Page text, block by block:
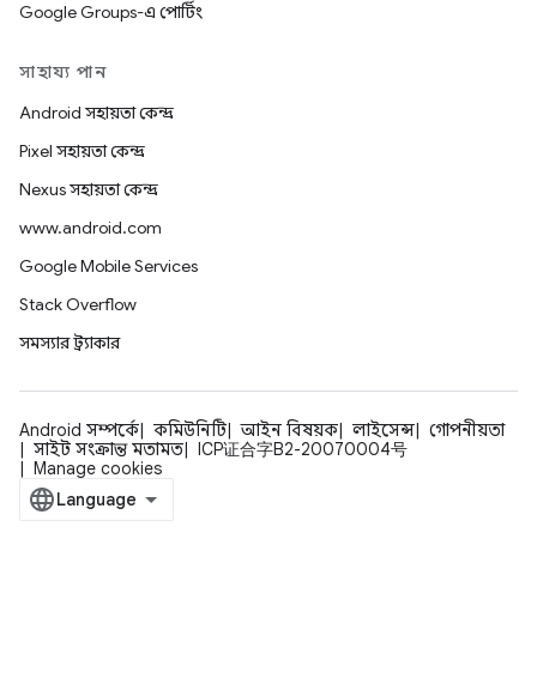
Google Groups-এ পোর্টিং
সাহায্য পান
Android সহায়তা কেন্দ্র
Pixel সহায়তা কেন্দ্র
Nexus সহায়তা কেন্দ্র
www.android.com
Google Mobile Services
Stack Overflow
সমস্যার ট্র্যাকার
Android সম্পর্কে কমিউনিটি আইন বিষয়ক লাইসেন্স
গোপনীয়তা
সাইট সংক্রান্ত মতামত
ICP证合字B2-20070004号
Manage cookies